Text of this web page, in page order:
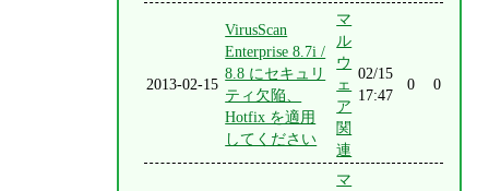
2013-02-15
VirusScan
Enterprise 8.7i /
8.8 にセキュリ
ティ欠陥、
Hotfix を適用
してください
マ
ル
ウ
ェ
ア
関
連
02/15
17:47
0 0
マ